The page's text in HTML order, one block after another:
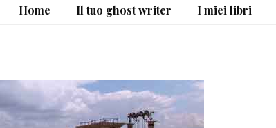
Home Il tuo ghost writer I miei libri